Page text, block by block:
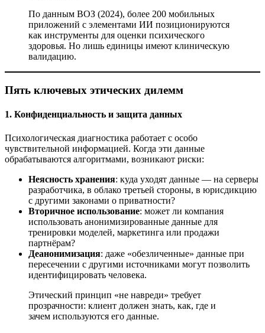
По данным ВОЗ (2024), более 200 мобильных
приложений с элементами ИИ позиционируются
как инструменты для оценки психического
здоровья. Но лишь единицы имеют клиническую
валидацию.
Пять ключевых этических дилемм
1. Конфиденциальность и защита данных
Психологическая диагностика работает с особо
чувствительной информацией. Когда эти данные
обрабатываются алгоритмами, возникают риски:
Неясность хранения: куда уходят данные — на серверы
разработчика, в облако третьей стороны, в юрисдикцию
с другими законами о приватности?
Вторичное использование: может ли компания
использовать анонимизированные данные для
тренировки моделей, маркетинга или продажи
партнёрам?
Деанонимизация: даже «обезличенные» данные при
пересечении с другими источниками могут позволить
идентифицировать человека.
Этический принцип «не навреди» требует
прозрачности: клиент должен знать, как, где и
зачем используются его данные.